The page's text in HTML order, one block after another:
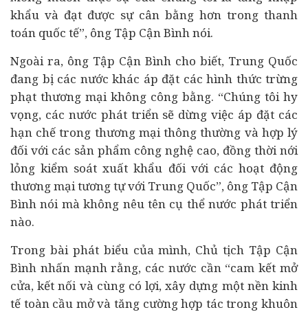
khẩu và đạt được sự cân bằng hơn trong thanh
toán quốc tế”, ông Tập Cận Bình nói.
Ngoài ra, ông Tập Cận Bình cho biết, Trung Quốc
đang bị các nước khác áp đặt các hình thức trừng
phạt thương mại không công bằng. “Chúng tôi hy
vọng, các nước phát triển sẽ dừng việc áp đặt các
hạn chế trong thương mại thông thường và hợp lý
đối với các sản phẩm công nghệ cao, đồng thời nới
lỏng kiểm soát xuất khẩu đối với các hoạt động
thương mại tương tự với Trung Quốc”, ông Tập Cận
Bình nói mà không nêu tên cụ thể nước phát triển
nào.
Trong bài phát biểu của mình, Chủ tịch Tập Cận
Bình nhấn mạnh rằng, các nước cần “cam kết mở
cửa, kết nối và cùng có lợi, xây dựng một nền kinh
tế toàn cầu mở và tăng cường hợp tác trong khuôn